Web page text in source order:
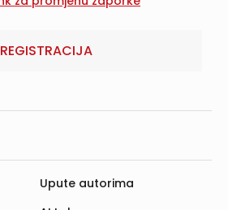
REGISTRACIJA
Upute autorima